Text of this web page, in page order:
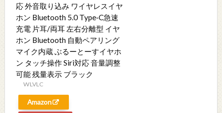
応 外音取り込み ワイヤレスイヤ
ホン Bluetooth 5.0 Type‐C急速
充電 片耳/両耳 左右分離型 イヤ
ホン Bluetooth 自動ペアリング
マイク内蔵 ぶるーとーすイヤホ
ン タッチ操作 Siri対応 音量調整
可能 残量表示 ブラック
WLVLC
Amazon